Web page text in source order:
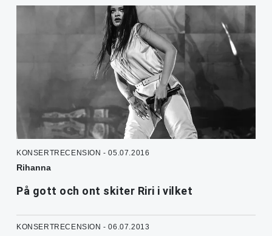
KONSERTRECENSION - 05.07.2016
Rihanna
På gott och ont skiter Riri i vilket
KONSERTRECENSION - 06.07.2013